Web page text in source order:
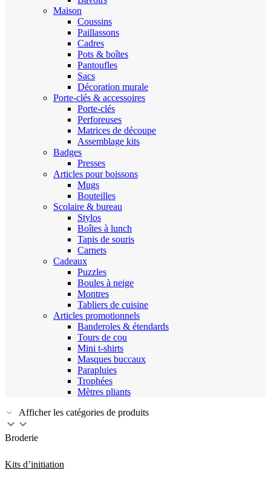
Maison
Coussins
Paillassons
Cadres
Pots & boîtes
Pantoufles
Sacs
Décoration murale
Porte-clés & accessoires
Porte-clés
Perforeuses
Matrices de découpe
Assemblage kits
Badges
Presses
Articles pour boissons
Mugs
Bouteilles
Scolaire & bureau
Stylos
Boîtes à lunch
Tapis de souris
Carnets
Cadeaux
Puzzles
Boules à neige
Montres
Tabliers de cuisine
Articles promotionnels
Banderoles & étendards
Tours de cou
Mini t-shirts
Masques buccaux
Parapluies
Trophées
Mètres pliants
Afficher les catégories de produits
Broderie
Kits d’initiation